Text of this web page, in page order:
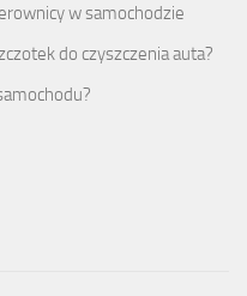
w samochodzie
do czyszczenia auta?